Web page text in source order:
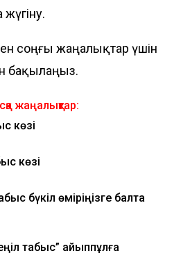
соңғы жаңалықтар үшін
бақылаңыз.
жаңалықтар:
көзі
көзі
бүкіл өміріңізге балта
табыс” айыппұлға